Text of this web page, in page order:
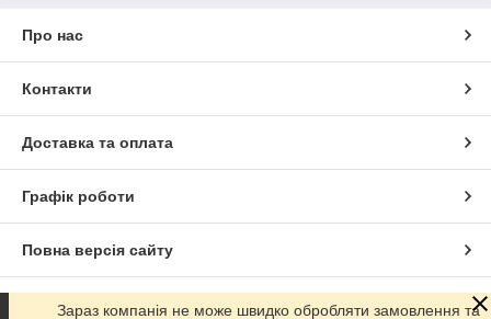
Про нас
Контакти
Доставка та оплата
Графік роботи
Повна версія сайту
Сайт створено на маркетплейсі Prom.ua
Зараз компанія не може швидко обробляти замовлення та